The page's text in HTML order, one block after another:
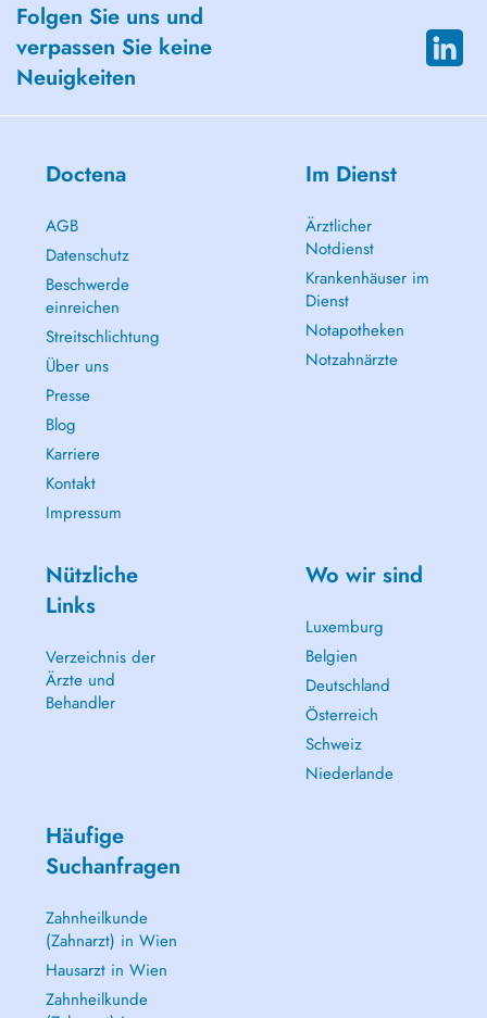
Folgen Sie uns und
verpassen Sie keine
Neuigkeiten
Doctena
AGB
Datenschutz
Beschwerde
einreichen
Streitschlichtung
Über uns
Presse
Blog
Karriere
Kontakt
Impressum
Im Dienst
Ärztlicher
Notdienst
Krankenhäuser im
Dienst
Notapotheken
Notzahnärzte
Nützliche
Links
Verzeichnis der
Ärzte und
Behandler
Wo wir sind
Luxemburg
Belgien
Deutschland
Österreich
Schweiz
Niederlande
Häufige
Suchanfragen
Zahnheilkunde
(Zahnarzt) in Wien
Hausarzt in Wien
Zahnheilkunde